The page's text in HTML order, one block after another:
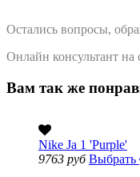
Остались вопросы,
Онлайн консультант на
Вам так же
Nike Ja 1 'Purple'
9763 руб Выбрать